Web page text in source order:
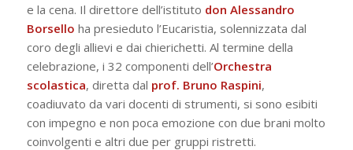
e la cena. Il direttore dell’istituto don Alessandro
Borsello ha presieduto l’Eucaristia, solennizzata dal
coro degli allievi e dai chierichetti. Al termine della
celebrazione, i 32 componenti dell’Orchestra
scolastica, diretta dal prof. Bruno Raspini,
coadiuvato da vari docenti di strumenti, si sono esibiti
con impegno e non poca emozione con due brani molto
coinvolgenti e altri due per gruppi ristretti.